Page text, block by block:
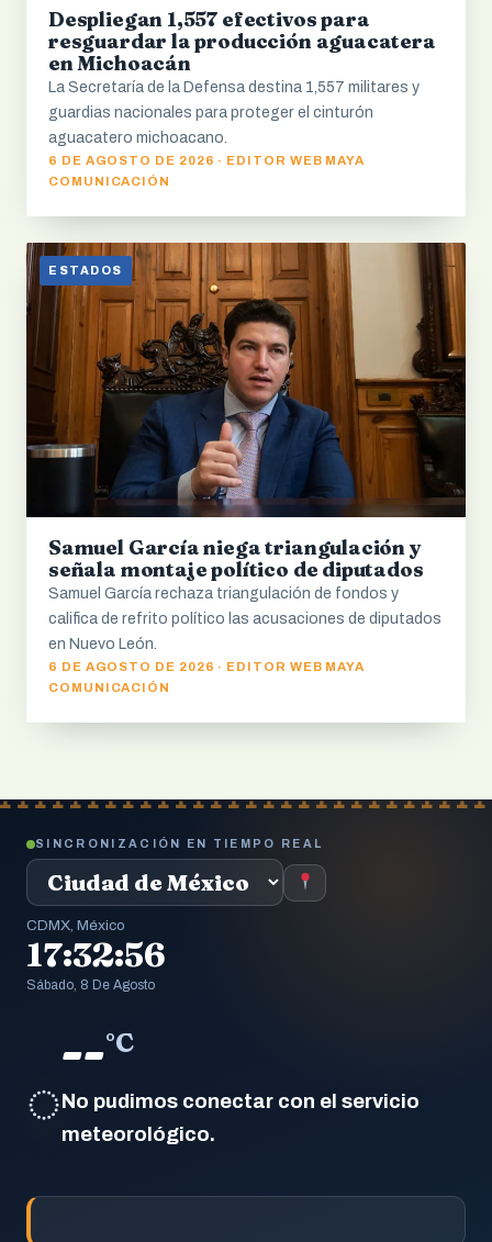
Despliegan 1,557 efectivos para
resguardar la producción aguacatera
en Michoacán
La Secretaría de la Defensa destina 1,557 militares y
guardias nacionales para proteger el cinturón
aguacatero michoacano.
6 DE AGOSTO DE 2026 · EDITOR WEB MAYA
COMUNICACIÓN
ESTADOS
Samuel García niega triangulación y
señala montaje político de diputados
Samuel García rechaza triangulación de fondos y
califica de refrito político las acusaciones de diputados
en Nuevo León.
6 DE AGOSTO DE 2026 · EDITOR WEB MAYA
COMUNICACIÓN
SINCRONIZACIÓN EN TIEMPO REAL
CDMX, México
17:32:57
Sábado, 8 De Agosto
◌
--°C
No pudimos conectar con el servicio
meteorológico.